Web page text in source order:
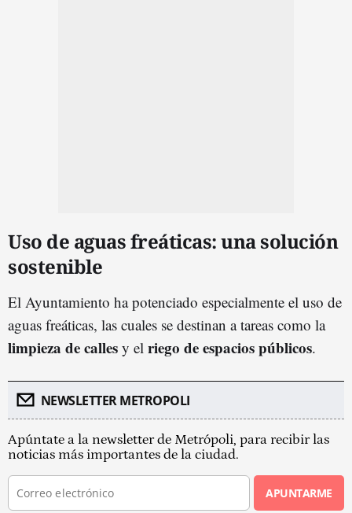
Uso de aguas freáticas: una solución
sostenible
El Ayuntamiento ha potenciado especialmente el uso de
aguas freáticas, las cuales se destinan a tareas como la
limpieza de calles y el riego de espacios públicos.
NEWSLETTER METROPOLI
Apúntate a la newsletter de Metrópoli, para recibir las
noticias más importantes de la ciudad.
APUNTARME